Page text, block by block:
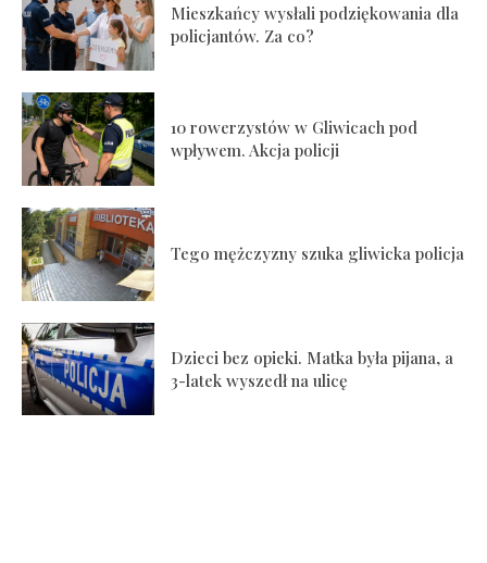
Mieszkańcy wysłali podziękowania dla
policjantów. Za co?
10 rowerzystów w Gliwicach pod
wpływem. Akcja policji
Tego mężczyzny szuka gliwicka policja
Dzieci bez opieki. Matka była pijana, a
3-latek wyszedł na ulicę